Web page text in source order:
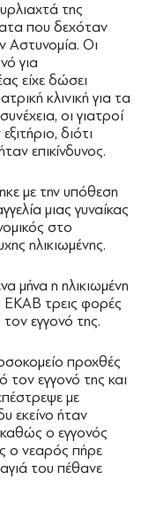
της
που δεχόταν
Αστυνομία. Οι
για
είχε δώσει
κλινική για τα
οι γιατροί
διότι
επικίνδυνος.
με την υπόθεση
μιας γυναίκας
στο
ηλικιωμένης.
μήνα η ηλικιωμένη
ΕΚΑΒ τρεις φορές
εγγονό της.
προχθές
εγγονό της και
με
εκείνο ήταν
καθώς ο εγγονός
ο νεαρός πήρε
του πέθανε